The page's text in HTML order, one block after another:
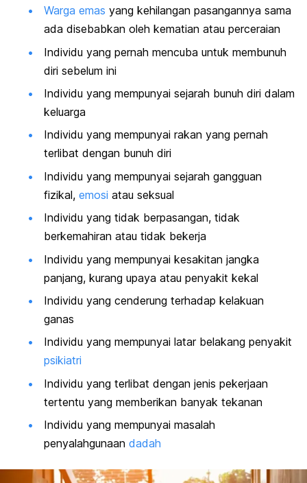
Warga emas yang kehilangan pasangannya sama
ada disebabkan oleh kematian atau perceraian
Individu yang pernah mencuba untuk membunuh
diri sebelum ini
Individu yang mempunyai sejarah bunuh diri dalam
keluarga
Individu yang mempunyai rakan yang pernah
terlibat dengan bunuh diri
Individu yang mempunyai sejarah gangguan
fizikal, emosi atau seksual
Individu yang tidak berpasangan, tidak
berkemahiran atau tidak bekerja
Individu yang mempunyai kesakitan jangka
panjang, kurang upaya atau penyakit kekal
Individu yang cenderung terhadap kelakuan
ganas
Individu yang mempunyai latar belakang penyakit
psikiatri
Individu yang terlibat dengan jenis pekerjaan
tertentu yang memberikan banyak tekanan
Individu yang mempunyai masalah
penyalahgunaan dadah